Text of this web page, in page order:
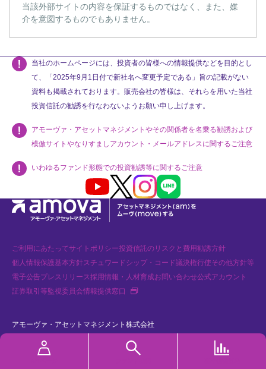
当該外部サイトの内容を保証するものではなく、また、媒
介を意図するものでもありません。
当社のホームページには、投資者の皆様への情報提供などを目的とし
て、「2025年9月1日付で新社名へ変更予定である」旨の記載がない
資料も掲載されております。販売会社の皆様は、それらを用いた当社
投資信託の勧誘を行なわないようお願い申し上げます。
アモーヴァ・アセットマネジメントやその関係者を名乗る勧誘および
模倣サイトやなりすましアカウント・メールアドレスに関するご注意
いわゆるファンド形態での投資勧誘等に関するご注意
Youtube X InstagramLINE
ご利用にあたってサイトポリシー投資信託のリスクと費用勧誘方針
個人情報保護基本方針スチュワードシップ・コード議決権行使その他方針等
電子公告プレスリリース採用情報・人材育成お問い合わせ公式アカウント
証券取引等監視委員会情報提供窓口
アモーヴァ・アセットマネジメント株式会社
金融商品取引業者 関東財務局長（金商）第368号 加入協会：一般社団法人
資産運用業協会、一般社団法人 第二種金融商品取引業協会